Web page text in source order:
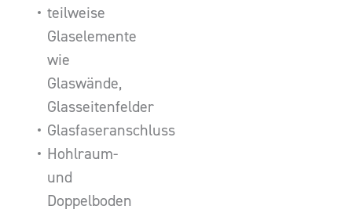
teilweise
Glaselemente
wie
Glaswände,
Glasseitenfelder
Glasfaseranschluss
Hohlraum-
und
Doppelboden